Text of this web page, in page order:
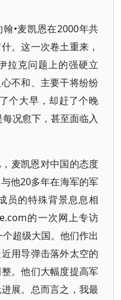
•麦凯恩在2000年共
。这一次卷土重来，
拉克问题上的强硬立
不和、主要干将纷纷
个大早，却赶了个晚
况愈下，甚至面临入
麦凯恩对中国的态度
他20多年在海军的军
员的特殊背景息息相
的一次网上专访
超级大国。他们作出
用导弹击落外太空的
。他们大幅度提高军
展。总而言之，我最